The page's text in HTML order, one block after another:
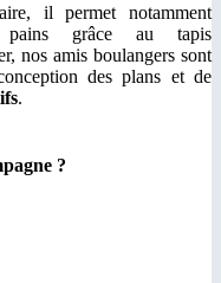
il permet notamment
pains grâce au tapis
nos amis boulangers sont
des plans et de
.
?